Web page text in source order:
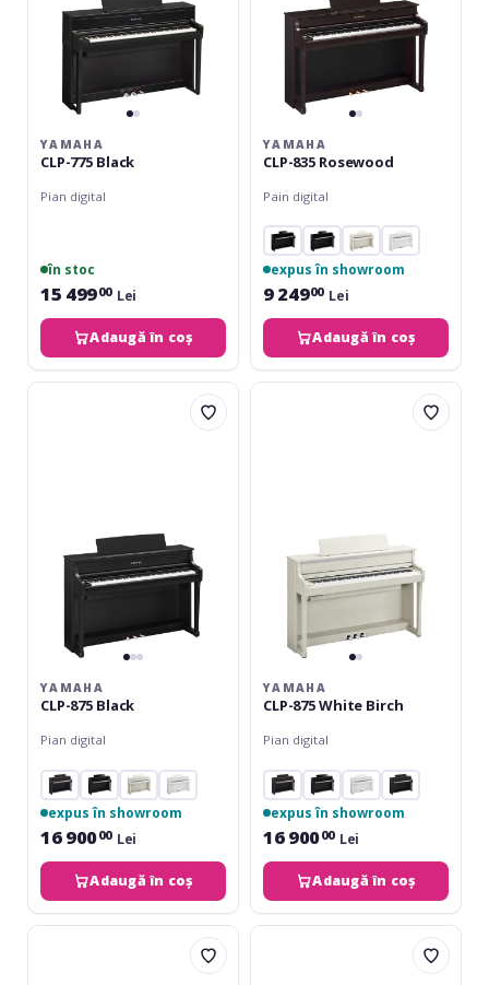
YAMAHA
CLP-775 Black
Pian digital
în stoc
15 49900 Lei
Adaugă în coș
YAMAHA
CLP-835 Rosewood
Pain digital
expus în showroom
9 24900 Lei
Adaugă în coș
Yamaha
YAMAHA
CLP-875 Black
Pian digital
expus în showroom
16 90000 Lei
Adaugă în coș
Yamaha
YAMAHA
CLP-875 White Birch
Pian digital
expus în showroom
16 90000 Lei
Adaugă în coș
Yamaha
Yamaha